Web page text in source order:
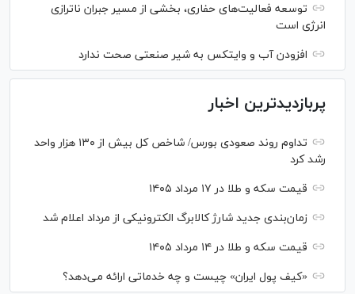
توسعه فعالیت‌های حفاری، بخشی از مسیر جبران ناترازی
انرژی است
افزودن آب و وایتکس به شیر صنعتی صحت ندارد
پربازدیدترین اخبار
تداوم روند صعودی بورس/ شاخص کل بیش از ۱۳۰ هزار واحد
رشد کرد
قیمت سکه و طلا در ۱۷ مرداد ۱۴۰۵
زمان‌بندی جدید شارژ کالابرگ الکترونیکی از مرداد اعلام شد
قیمت سکه و طلا در ۱۴ مرداد ۱۴۰۵
«کیف پول ایران» چیست و چه خدماتی ارائه می‌دهد؟